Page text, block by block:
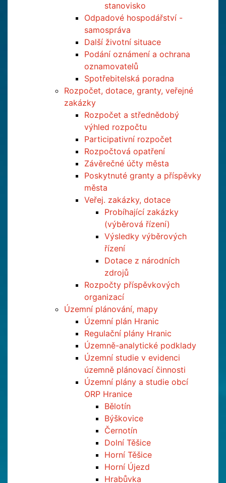
stanovisko
Odpadové hospodářství -
samospráva
Další životní situace
Podání oznámení a ochrana
oznamovatelů
Spotřebitelská poradna
Rozpočet, dotace, granty, veřejné
zakázky
Rozpočet a střednědobý
výhled rozpočtu
Participativní rozpočet
Rozpočtová opatření
Závěrečné účty města
Poskytnuté granty a příspěvky
města
Veřej. zakázky, dotace
Probíhající zakázky
(výběrová řízení)
Výsledky výběrových
řízení
Dotace z národních
zdrojů
Rozpočty příspěvkových
organizací
Územní plánování, mapy
Územní plán Hranic
Regulační plány Hranic
Územně-analytické podklady
Územní studie v evidenci
územně plánovací činnosti
Územní plány a studie obcí
ORP Hranice
Bělotín
Býškovice
Černotín
Dolní Těšice
Horní Těšice
Horní Újezd
Hrabůvka